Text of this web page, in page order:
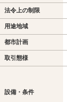
法令上の制限
用途地域
都市計画
取引態様
設備・条件